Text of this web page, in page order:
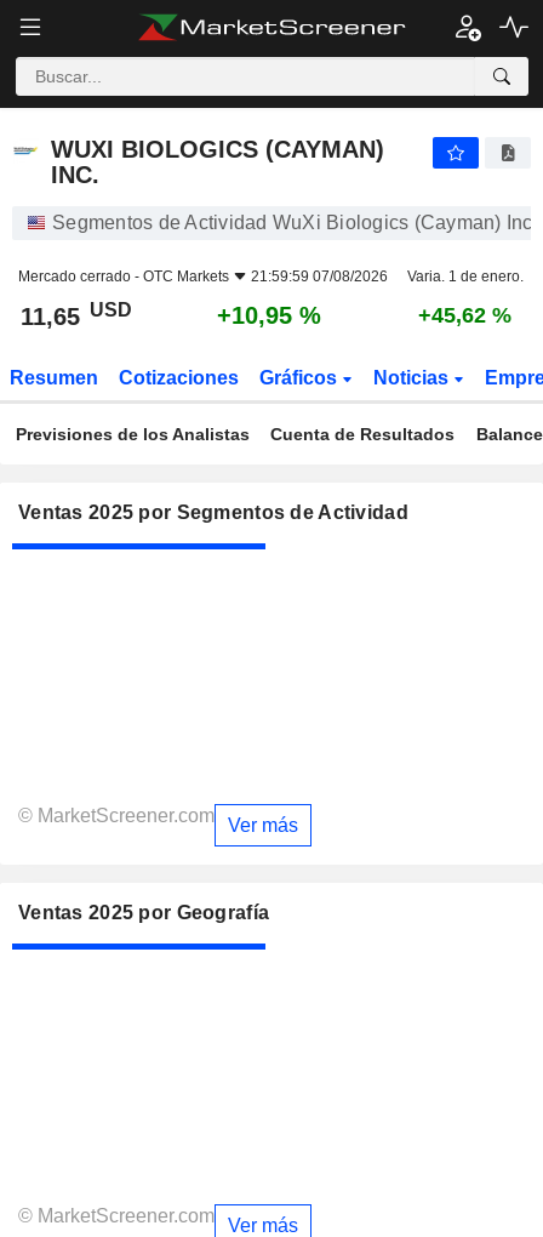
WUXI BIOLOGICS (CAYMAN)
INC.
Segmentos de Actividad WuXi Biologics (Cayman) Inc.
Mercado cerrado - OTC Markets 21:59:59 07/08/2026 Varia. 1 de enero.
11,65 USD +10,95 % +45,62 %
Resumen Cotizaciones Gráficos Noticias
Previsiones de los Analistas Cuenta de Resultados Balance
Ventas 2025 por Segmentos de Actividad
© MarketScreener.com Ver más
Ventas 2025 por Geografía
© MarketScreener.com Ver más